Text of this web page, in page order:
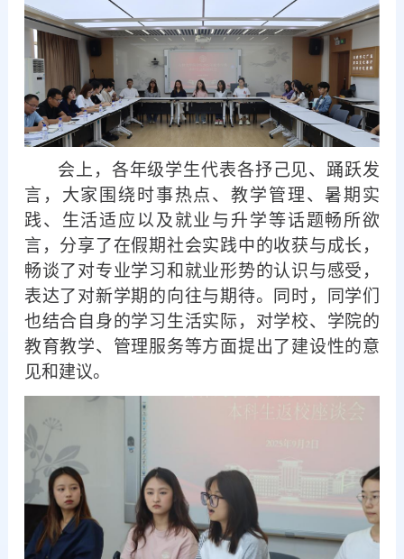
会上，各年级学生代表各抒己见、踊跃发
言，大家围绕时事热点、教学管理、暑期实
践、生活适应以及就业与升学等话题畅所欲
言，分享了在假期社会实践中的收获与成长，
畅谈了对专业学习和就业形势的认识与感受，
表达了对新学期的向往与期待。同时，同学们
也结合自身的学习生活实际，对学校、学院的
教育教学、管理服务等方面提出了建设性的意
见和建议。